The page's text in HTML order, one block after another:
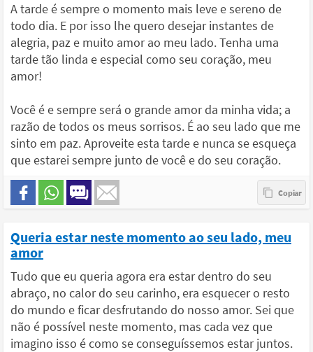
A tarde é sempre o momento mais leve e sereno de
todo dia. E por isso lhe quero desejar instantes de
alegria, paz e muito amor ao meu lado. Tenha uma
tarde tão linda e especial como seu coração, meu
amor!
Você é e sempre será o grande amor da minha vida; a
razão de todos os meus sorrisos. É ao seu lado que me
sinto em paz. Aproveite esta tarde e nunca se esqueça
que estarei sempre junto de você e do seu coração.
Queria estar neste momento ao seu lado, meu
amor
Tudo que eu queria agora era estar dentro do seu
abraço, no calor do seu carinho, era esquecer o resto
do mundo e ficar desfrutando do nosso amor. Sei que
não é possível neste momento, mas cada vez que
imagino isso é como se conseguíssemos estar juntos.